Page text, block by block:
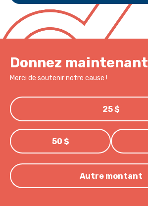
Donnez maintenant
Merci de soutenir notre cause !
25 $
50 $
Autre montant